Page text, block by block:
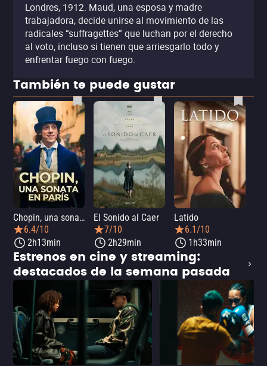
Londres, 1912. Maud, una esposa y madre
trabajadora, decide unirse al movimiento de las
radicales “suffragettes” que luchan por el derecho
al voto, incluso si tienen que arriesgarlo todo y
enfrentar fuego con fuego.
También te puede gustar
Chopin, una sonata en París
6.4/10
2h13min
El Sonido al Caer
7/10
2h29min
Latido
6.1/10
1h33min
Estrenos en cine y streaming:
destacados de la semana pasada